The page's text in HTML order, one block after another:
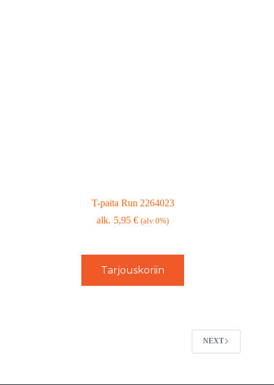
T-paita Run 2264023
5,95€ (alv 0%)
Tarjouskoriin
NEXT